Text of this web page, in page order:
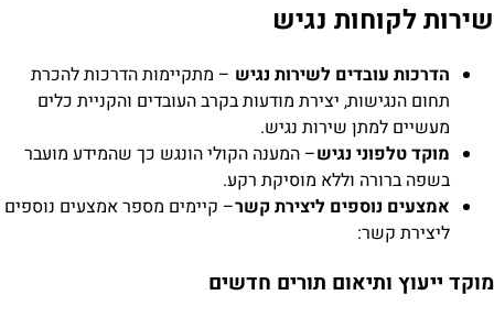
שירות לקוחות נגיש
הדרכות עובדים לשירות נגיש – מתקיימות הדרכות להכרת
תחום הנגישות, יצירת מודעות בקרב העובדים והקניית כלים
מעשיים למתן שירות נגיש.
מוקד טלפוני נגיש– המענה הקולי הונגש כך שהמידע מועבר
בשפה ברורה וללא מוסיקת רקע.
אמצעים נוספים ליצירת קשר– קיימים מספר אמצעים נוספים
ליצירת קשר:
מוקד ייעוץ ותיאום תורים חדשים